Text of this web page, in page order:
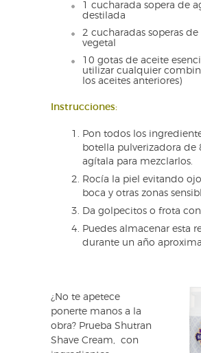
1 cucharada sopera de
destilada
2 cucharadas soperas
vegetal
10 gotas de aceite
utilizar cualquier
los aceites anteriores)
Instrucciones:
Pon todos los
botella pulverizadora de
agítala para mezclarlos.
Rocía la piel evitando
boca y otras zonas
Da golpecitos o frota con
Puedes almacenar esta
durante un año
¿No te apetece
ponerte manos a la
obra? Prueba Shutran
Shave Cream, con